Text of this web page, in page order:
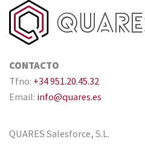
CONTACTO
Tfno: +34 951.20.45.32
Email: info@quares.es
QUARES Salesforce, S.L.